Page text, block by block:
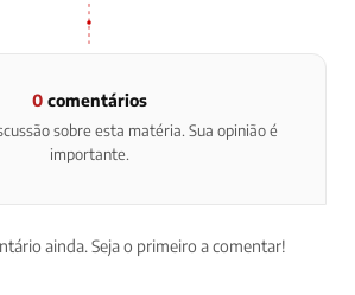
0comentários
sobre esta matéria. Sua opinião é
importante.
ainda. Seja o primeiro a comentar!